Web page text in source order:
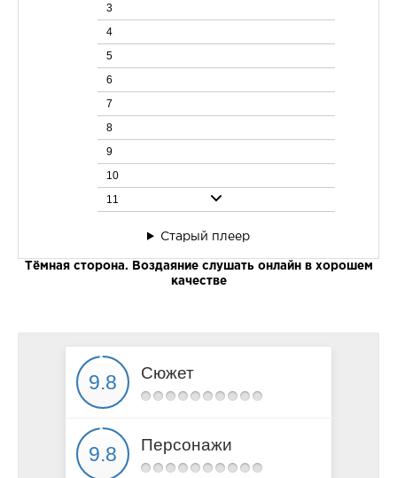
3
4
5
6
7
8
9
10
11
14
18
19
21
22
Старый плеер
Тёмная сторона. Воздаяние слушать онлайн в хорошем
качестве
Сюжет
Персонажи